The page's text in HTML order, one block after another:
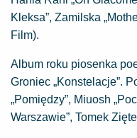
Kleksa”, Zamilska
Film).
Album roku piosenka
Groniec „Konstelacje”.
„Pomiędzy”, Miuosh
Warszawie”, Tomek